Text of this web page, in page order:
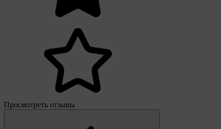
Просмотреть отзывы